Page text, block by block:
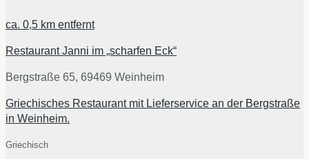
ca. 0,5 km entfernt
Restaurant Janni im „scharfen Eck“
Bergstraße 65, 69469 Weinheim
Griechisches Restaurant mit Lieferservice an der Bergstraße
in Weinheim.
Griechisch